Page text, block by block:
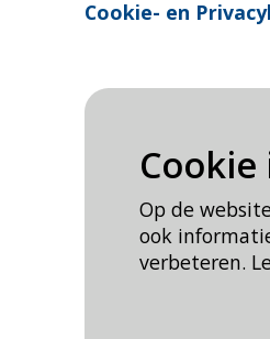
Op de
ook
verbeteren.
Cookie- en